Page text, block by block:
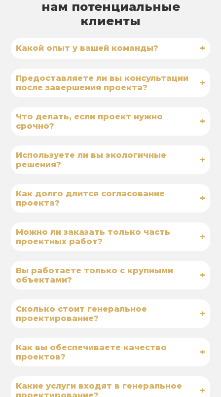
нам потенциальные
клиенты
Какой опыт у вашей команды? +
Предоставляете ли вы консультации
после завершения проекта?
+
Что делать, если проект нужно
срочно?
+
Используете ли вы экологичные
решения?
+
Как долго длится согласование
проекта?
+
Можно ли заказать только часть
проектных работ?
+
Вы работаете только с крупными
объектами?
+
Сколько стоит генеральное
проектирование?
+
Как вы обеспечиваете качество
проектов?
+
Какие услуги входят в генеральное
проектирование?
+